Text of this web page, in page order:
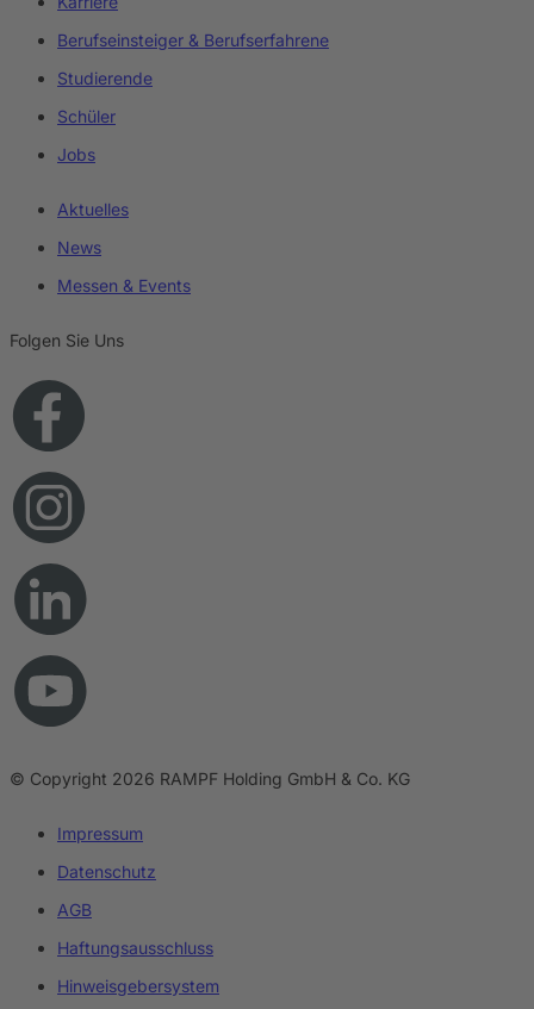
Berufseinsteiger & Berufserfahrene
Studierende
Schüler
Jobs
Aktuelles
News
Messen & Events
Folgen Sie Uns
© Copyright 2026 RAMPF Holding GmbH & Co. KG
Impressum
Datenschutz
AGB
Haftungsausschluss
Hinweisgebersystem